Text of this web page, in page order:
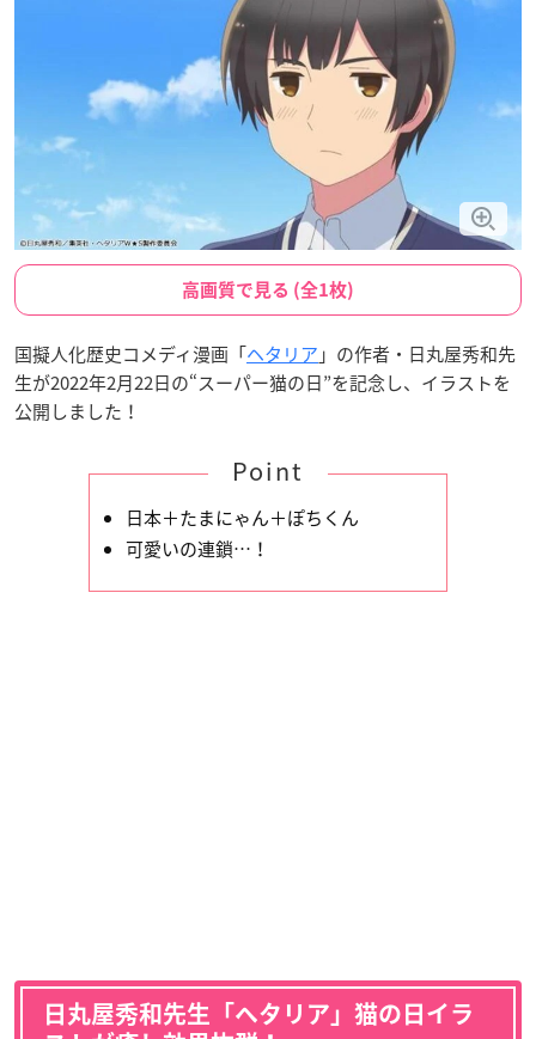
高画質で見る (全1枚)
国擬人化歴史コメディ漫画「ヘタリア 」の作者・日丸屋秀和先
生が2022年2月22日の“スーパー猫の日”を記念し、イラストを
公開しました！
Point
日本＋たまにゃん＋ぽちくん
可愛いの連鎖…！
日丸屋秀和先生「ヘタリア」猫の日イラ